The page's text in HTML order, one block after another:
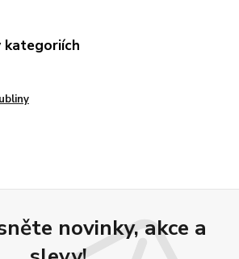
kategoriích
novinky, akce a